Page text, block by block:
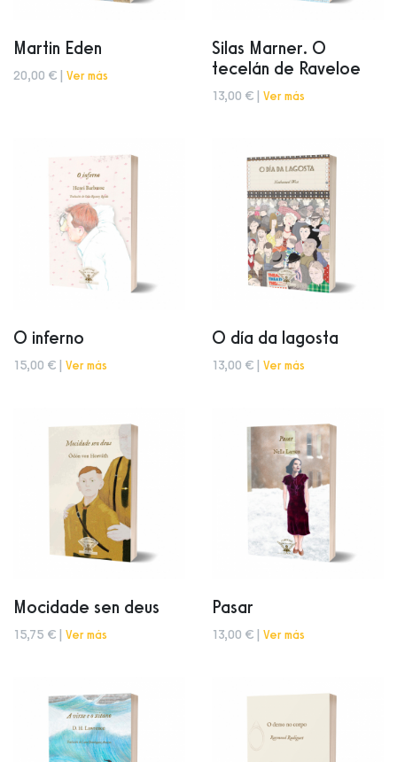
Martin Eden
20,00 € | Ver más
Silas Marner. O
tecelán de Raveloe
13,00 € | Ver más
O inferno
15,00 € | Ver más
O día da lagosta
13,00 € | Ver más
Mocidade sen deus
15,75 € | Ver más
Pasar
13,00 € | Ver más